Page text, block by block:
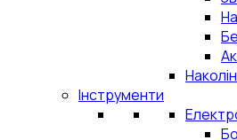
Інструменти